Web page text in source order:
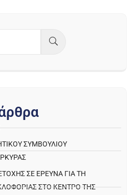
ρθρα
ΣΥΜΒΟΥΛΙΟΥ
ΣΕ ΈΡΕΥΝΑ ΓΙΑ ΤΗ
ΣΤΟ ΚΈΝΤΡΟ ΤΗΣ